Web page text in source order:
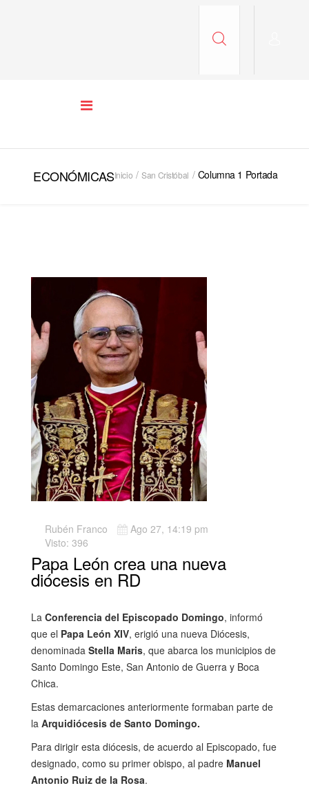
ECONÓMICASInicio San Cristóbal Columna 1 Portada
Rubén Franco
Ago 27, 14:19 pm
Visto: 396
Papa León crea una nueva
diócesis en RD
La Conferencia del Episcopado Domingo, informó
que el Papa León XIV, erigió una nueva Diócesis,
denominada Stella Maris, que abarca los municipios de
Santo Domingo Este, San Antonio de Guerra y Boca
Chica.
Estas demarcaciones anteriormente formaban parte de
la Arquidiócesis de Santo Domingo.
Para dirigir esta diócesis, de acuerdo al Episcopado, fue
designado, como su primer obispo, al padre Manuel
Antonio Ruiz de la Rosa.